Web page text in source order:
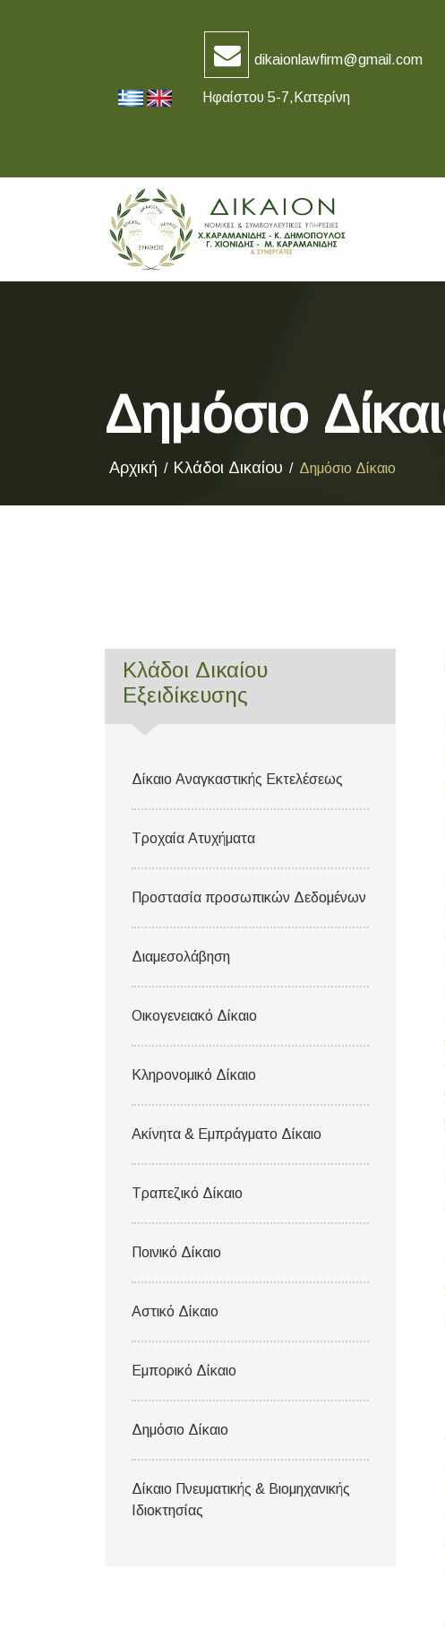
dikaionlawfirm@gmail.com
Ηφαίστου 5-7,Κατερίνη
Δημόσιο
Αρχική Κλάδοι Δικαίου Δημόσιο Δίκαιο
Κλάδοι Δικαίου
Εξειδίκευσης
Δίκαιο Αναγκαστικής Εκτελέσεως
Τροχαία Ατυχήματα
Προστασία προσωπικών Δεδομένων
Διαμεσολάβηση
Οικογενειακό Δίκαιο
Κληρονομικό Δίκαιο
Ακίνητα & Εμπράγματο Δίκαιο
Τραπεζικό Δίκαιο
Ποινικό Δίκαιο
Αστικό Δίκαιο
Εμπορικό Δίκαιο
Δημόσιο Δίκαιο
Δίκαιο Πνευματικής & Βιομηχανικής
Ιδιοκτησίας